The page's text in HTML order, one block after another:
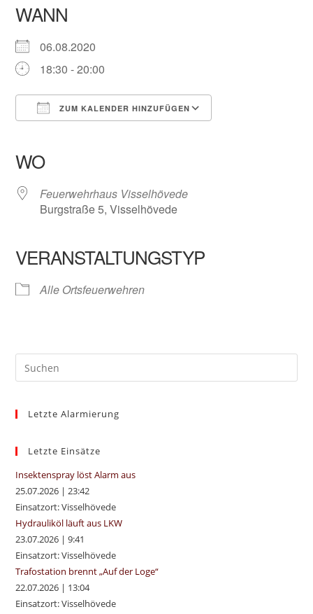
WANN
06.08.2020
18:30 - 20:00
ZUM KALENDER HINZUFÜGEN
WO
Feuerwehrhaus Visselhövede
Burgstraße 5, Visselhövede
VERANSTALTUNGSTYP
Alle Ortsfeuerwehren
Letzte Alarmierung
Letzte Einsätze
Insektenspray löst Alarm aus
25.07.2026 |23:42
Einsatzort: Visselhövede
Hydrauliköl läuft aus LKW
23.07.2026 |9:41
Einsatzort: Visselhövede
Trafostation brennt „Auf der Loge“
22.07.2026 | 13:04
Einsatzort: Visselhövede